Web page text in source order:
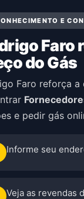
E
Faro
do Gás
Faro reforça a
e pedir gás
Informe seu
Veja as revendas